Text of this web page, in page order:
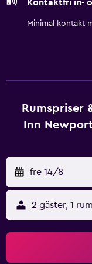
inomhuspool och
Kontaktfri in-
Minimal kontakt
Rumspriser
Inn
fre 14/8
2 gäster, 1 rum